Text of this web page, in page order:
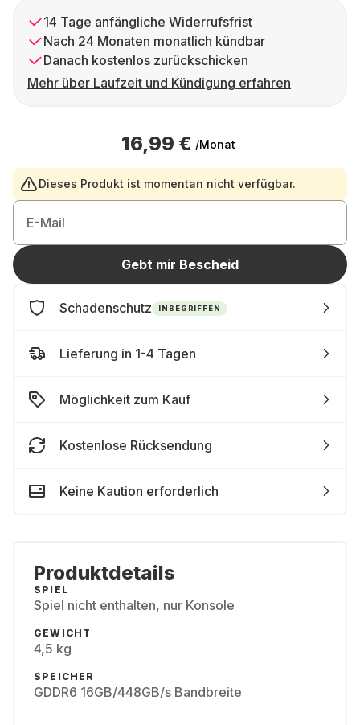
14 Tage anfängliche Widerrufsfrist
Nach 24 Monaten monatlich kündbar
Danach kostenlos zurückschicken
Mehr über Laufzeit und Kündigung erfahren
16,99 € /Monat
Dieses Produkt ist momentan nicht verfügbar.
E-Mail
Gebt mir Bescheid
Schadenschutz INBEGRIFFEN
Lieferung in 1-4 Tagen
Möglichkeit zum Kauf
Kostenlose Rücksendung
Keine Kaution erforderlich
Produktdetails
SPIEL
Spiel nicht enthalten, nur Konsole
GEWICHT
4,5 kg
SPEICHER
GDDR6 16GB/448GB/s Bandbreite